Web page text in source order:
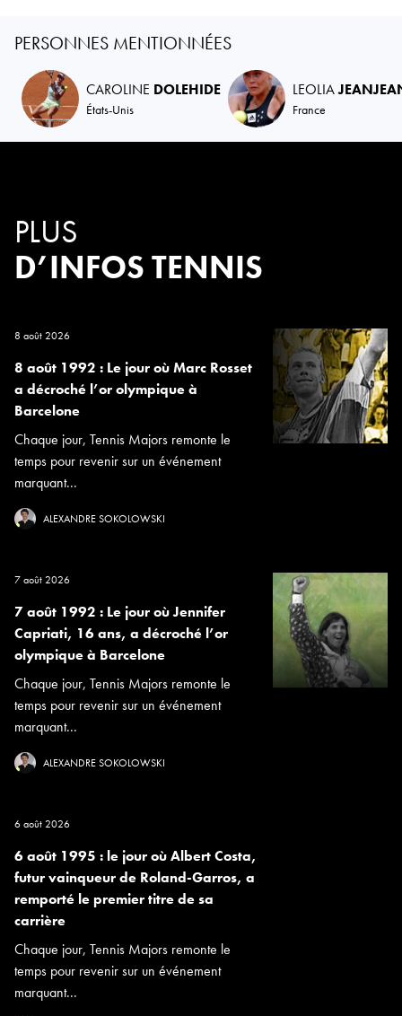
PERSONNES MENTIONNÉES
CAROLINE DOLEHIDE
États-Unis
LEOLIA
France
PLUS
D’INFOS TENNIS
8 août 2026
8 août 1992 : Le jour où Marc Rosset
a décroché l’or olympique à
Barcelone
Chaque jour, Tennis Majors remonte le
temps pour revenir sur un événement
marquant...
ALEXANDRE SOKOLOWSKI
7 août 2026
7 août 1992 : Le jour où Jennifer
Capriati, 16 ans, a décroché l’or
olympique à Barcelone
Chaque jour, Tennis Majors remonte le
temps pour revenir sur un événement
marquant...
ALEXANDRE SOKOLOWSKI
6 août 2026
6 août 1995 : le jour où Albert Costa,
futur vainqueur de Roland-Garros, a
remporté le premier titre de sa
carrière
Chaque jour, Tennis Majors remonte le
temps pour revenir sur un événement
marquant...